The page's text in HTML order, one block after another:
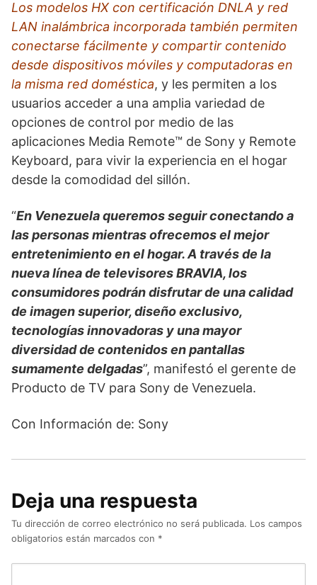
Los modelos HX con certificación DNLA y red
LAN inalámbrica incorporada también permiten
conectarse fácilmente y compartir contenido
desde dispositivos móviles y computadoras en
la misma red doméstica, y les permiten a los
usuarios acceder a una amplia variedad de
opciones de control por medio de las
aplicaciones Media Remote™ de Sony y Remote
Keyboard, para vivir la experiencia en el hogar
desde la comodidad del sillón.
“En Venezuela queremos seguir conectando a
las personas mientras ofrecemos el mejor
entretenimiento en el hogar. A través de la
nueva línea de televisores BRAVIA, los
consumidores podrán disfrutar de una calidad
de imagen superior, diseño exclusivo,
tecnologías innovadoras y una mayor
diversidad de contenidos en pantallas
sumamente delgadas”, manifestó el gerente de
Producto de TV para Sony de Venezuela.
Con Información de: Sony
Deja una respuesta
Tu dirección de correo electrónico no será publicada. Los campos
obligatorios están marcados con *